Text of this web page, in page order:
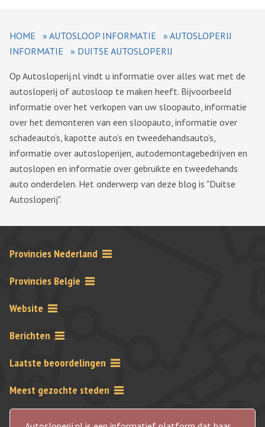
HOME » AUTOSLOOP INFORMATIE » AUTOSLOPERIJ
INFORMATIE
» DUITSE AUTOSLOPERIJ
Op Autosloperij.nl vindt u informatie over alles wat met de
autosloperij of autosloop te maken heeft. Bijvoorbeeld
informatie over het verkopen van uw sloopauto, informatie
over het demonteren van een sloopauto, informatie over
schadeauto’s, kapotte auto’s en tweedehandsauto’s,
informatie over autosloperijen, autodemontagebedrijven en
autoslopen en informatie over gebruikte en tweedehands
auto onderdelen. Het onderwerp van deze blog is "Duitse
Autosloperij".
Provincies Nederland
Provincies Belgie
Website
Berichten
Laatste beoordelingen
Meest gezochte steden